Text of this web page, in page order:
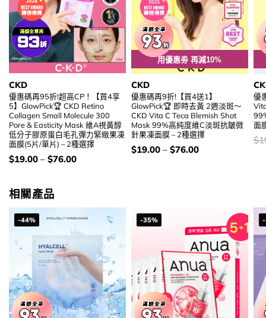
CKD
優惠碼再95折!超高CP！【買4享
5】GlowPick🏆 CKD Retino
Collagen Small Molecule 300
Pore & Easticity Mask 維A視黃醇
低分子膠原蛋白毛孔彈力緊緻果凍
面膜(5片/單片) – 2種選擇
價
錢：
$19.00– $76.00
用優惠劵 再減10%
CKD
優惠碼再9折!【買4送1】
GlowPick🏆 即時去黃 2週淡斑～
CKD Vita C Teca Blemish Shot
Mask 99%高純度維C淡斑抗皺微
針果凍面膜 – 2種選擇
價
錢：
$19.00– $76.00
優
面
價
錢
$
相關產品
-44% -35%